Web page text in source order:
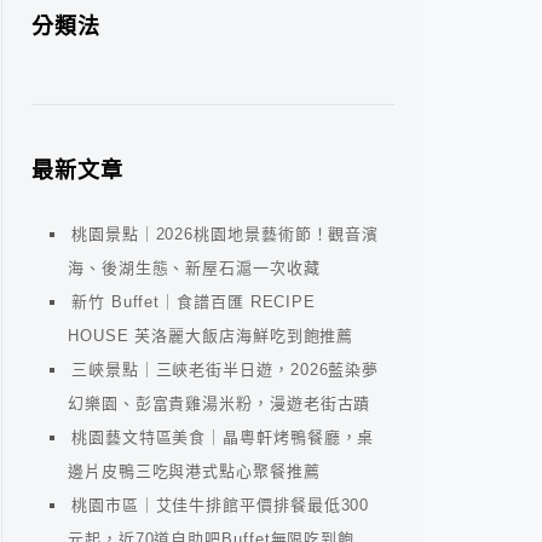
分類法
最新文章
桃園景點｜2026桃園地景藝術節！觀音濱
海、後湖生態、新屋石滬一次收藏
新竹 Buffet｜食譜百匯 RECIPE
HOUSE 芙洛麗大飯店海鮮吃到飽推薦
三峽景點｜三峽老街半日遊，2026藍染夢
幻樂園、彭富貴雞湯米粉，漫遊老街古蹟
桃園藝文特區美食｜晶粵軒烤鴨餐廳，桌
邊片皮鴨三吃與港式點心聚餐推薦
桃園市區｜艾佳牛排館平價排餐最低300